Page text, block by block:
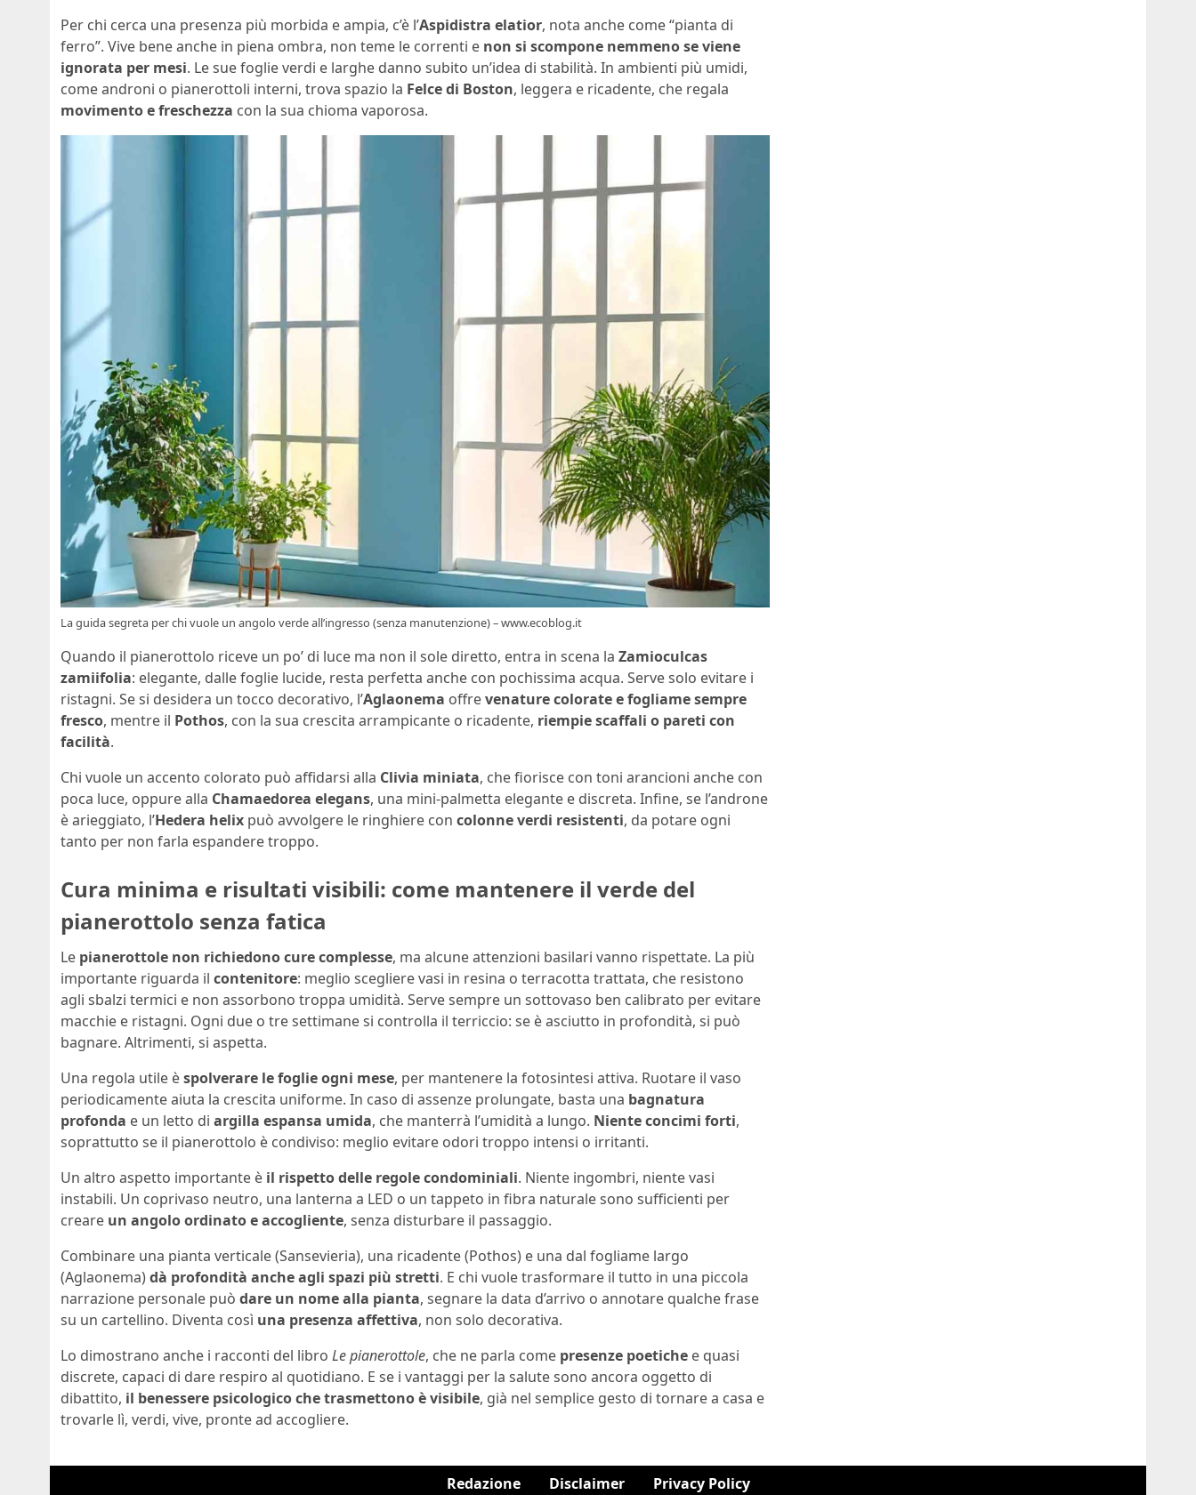
Per chi cerca una presenza più morbida e ampia, c’è l’Aspidistra elatior, nota anche come “pianta di
ferro”. Vive bene anche in piena ombra, non teme le correnti e non si scompone nemmeno se viene
ignorata per mesi. Le sue foglie verdi e larghe danno subito un’idea di stabilità. In ambienti più umidi,
come androni o pianerottoli interni, trova spazio la Felce di Boston, leggera e ricadente, che regala
movimento e freschezza con la sua chioma vaporosa.
La guida segreta per chi vuole un angolo verde all’ingresso (senza manutenzione) – www.ecoblog.it
Quando il pianerottolo riceve un po’ di luce ma non il sole diretto, entra in scena la Zamioculcas
zamiifolia: elegante, dalle foglie lucide, resta perfetta anche con pochissima acqua. Serve solo evitare i
ristagni. Se si desidera un tocco decorativo, l’Aglaonema offrevenature colorate e fogliame sempre
fresco, mentre il Pothos, con la sua crescita arrampicante o ricadente, riempie scaffali o pareti con
facilità.
Chi vuole un accento colorato può affidarsi alla Clivia miniata, che fiorisce con toni arancioni anche con
poca luce, oppure alla Chamaedorea elegans, una mini-palmetta elegante e discreta. Infine, se l’androne
è arieggiato, l’Hedera helix può avvolgere le ringhiere con colonne verdi resistenti, da potare ogni
tanto per non farla espandere troppo.
Cura minima e risultati visibili: come mantenere il verde del
pianerottolo senza fatica
Le pianerottole non richiedono cure complesse, ma alcune attenzioni basilari vanno rispettate. La più
importante riguarda il contenitore: meglio scegliere vasi in resina o terracotta trattata, che resistono
agli sbalzi termici e non assorbono troppa umidità. Serve sempre un sottovaso ben calibrato per evitare
macchie e ristagni. Ogni due o tre settimane si controlla il terriccio: se è asciutto in profondità, si può
bagnare. Altrimenti, si aspetta.
Una regola utile èspolverare le foglie ogni mese, per mantenere la fotosintesi attiva. Ruotare il vaso
periodicamente aiuta la crescita uniforme. In caso di assenze prolungate, basta una bagnatura
profonda e un letto di argilla espansa umida, che manterrà l’umidità a lungo. Niente concimi forti,
soprattutto se il pianerottolo è condiviso: meglio evitare odori troppo intensi o irritanti.
Un altro aspetto importante è il rispetto delle regole condominiali. Niente ingombri, niente vasi
instabili. Un coprivaso neutro, una lanterna a LED o un tappeto in fibra naturale sono sufficienti per
creare un angolo ordinato e accogliente, senza disturbare il passaggio.
Combinare una pianta verticale (Sansevieria), una ricadente (Pothos) e una dal fogliame largo
(Aglaonema)dà profondità anche agli spazi più stretti. E chi vuole trasformare il tutto in una piccola
narrazione personale può dare un nome alla pianta, segnare la data d’arrivo o annotare qualche frase
su un cartellino. Diventa così una presenza affettiva, non solo decorativa.
Lo dimostrano anche i racconti del libro Le pianerottole, che ne parla come presenze poetiche e quasi
discrete, capaci di dare respiro al quotidiano. E se i vantaggi per la salute sono ancora oggetto di
dibattito, il benessere psicologico che trasmettono è visibile, già nel semplice gesto di tornare a casa e
trovarle lì, verdi, vive, pronte ad accogliere.
Redazione Disclaimer Privacy Policy